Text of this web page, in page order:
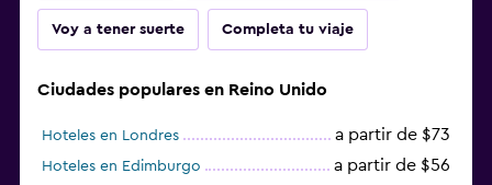
Voy a tener suerte Completa tu viaje
Ciudades populares en Reino Unido
Hoteles en Londres a partir de $73
Hoteles en Edimburgo a partir de $56